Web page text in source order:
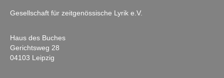
Gesellschaft für zeitgenössische Lyrik e.V.
Haus des Buches
Gerichtsweg 28
04103 Leipzig